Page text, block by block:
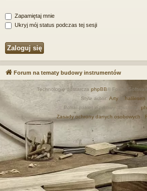
Zapamiętaj mnie
Ukryj mój status podczas tej sesji
Forum na tematy budowy instrumentów
Technologię dostarcza phpBB® Forum
Style autor: Arty
halilesen
Polski pakiet językowy dostarcza
Zasady ochrony danych osobowych